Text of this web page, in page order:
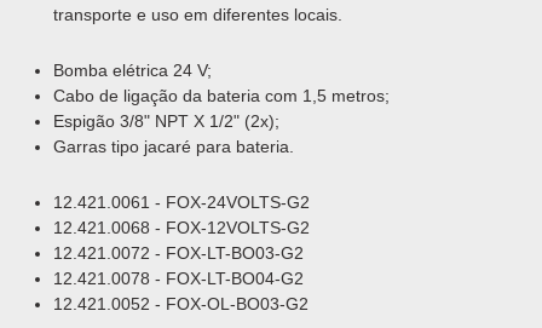
transporte e uso em diferentes locais.
Bomba elétrica 24 V;
Cabo de ligação da bateria com 1,5 metros;
Espigão 3/8" NPT X 1/2" (2x);
Garras tipo jacaré para bateria.
12.421.0061 - FOX-24VOLTS-G2
12.421.0068 - FOX-12VOLTS-G2
12.421.0072 - FOX-LT-BO03-G2
12.421.0078 - FOX-LT-BO04-G2
12.421.0052 - FOX-OL-BO03-G2